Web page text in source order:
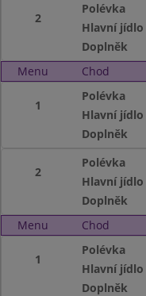
2
Polévka
Hlavní jídlo
Doplněk
Menu
Chod
1
Polévka
Hlavní jídlo
Doplněk
2
Polévka
Hlavní jídlo
Doplněk
Menu
Chod
1
Polévka
Hlavní jídlo
Doplněk